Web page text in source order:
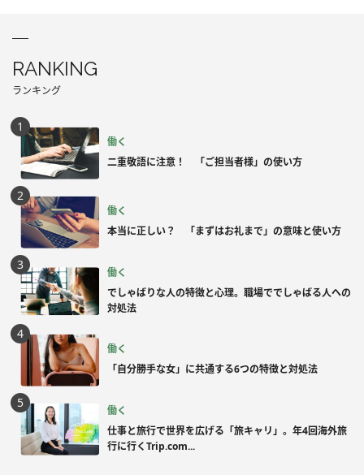
RANKING
ランキング
働く
二重敬語に注意！ 「ご担当者様」の使い方
働く
本当に正しい？ 「まずはお礼まで」の意味と使い方
働く
でしゃばりな人の特徴と心理。職場ででしゃばる人への
対処法
働く
「自分勝手な女」に共通する6つの特徴と対処法
働く
仕事と旅行で世界を広げる「旅キャリ」。年4回海外旅
行に行くTrip.com...